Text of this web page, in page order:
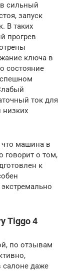
сильный
запуск
В таких
прогрев
ключа в
состояние
ток для
низких
машина в
говорит о том,
к
Tiggo 4
по отзывам
салоне даже